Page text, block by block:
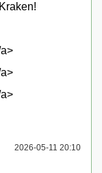
2026-05-11 20:10